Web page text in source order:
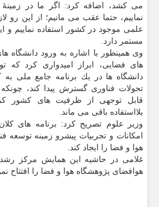
می كشد، اضافه كرد: اگر ما در زمینهٔ
نماییم، حتما عقب می مانیم؛ از این رو
علمی موجود در كشور استفاده نماییم و
مستمر دارد.
وی همینطور با اشاره به ورود دانشگاه
های فضایی، ابراز امیدواری كرد كه
دانشگاه ها در یك برنامه جامع ملی
تحولات فناوری گسترش پیدا كند،
قابل توجهی از ظرفیت های كشور
بلااستفاده باقی می ماند.
وزیر علوم تصریح كرد: برنامه های
امكانات و تجربیات پیشرو زمینه
هوا و فضا را ایجاد كند.
غلامی در حاشیه این همایش مركز رشد
هوافضای پژوهشگاه هوا و فضا را افتتاح